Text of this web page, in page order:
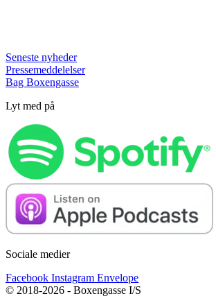
Seneste nyheder
Pressemeddelelser
Bag Boxengasse
Lyt med på
Sociale medier
Facebook Instagram Envelope
© 2018-2026 - Boxengasse I/S